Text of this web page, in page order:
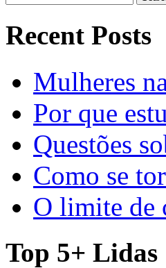
for:
Recent Posts
Mulheres
Por que
Questões
Como se
O limite de
Top 5+ Lidas